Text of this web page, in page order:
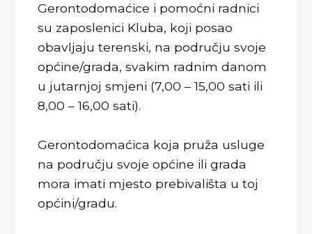
Gerontodomaćice i pomoćni radnici
su zaposlenici Kluba, koji posao
obavljaju terenski, na području svoje
općine/grada, svakim radnim danom
u jutarnjoj smjeni (7,00 – 15,00 sati ili
8,00 – 16,00 sati).
Gerontodomaćica koja pruža usluge
na području svoje općine ili grada
mora imati mjesto prebivališta u toj
općini/gradu.